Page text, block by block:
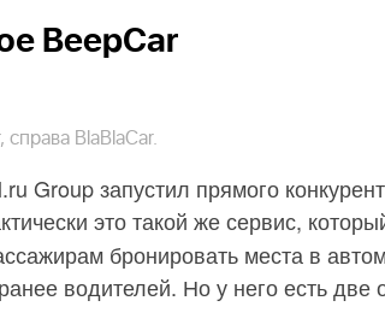
BeepCar
BlaBlaCar.
Group запустил прямого
это такой же сервис,
бронировать места в
водителей. Но у него есть две